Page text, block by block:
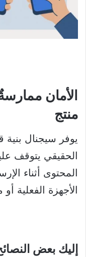
الأمان
منتج
يوفر سيجنال بنية
الحقيقي يتوقف
المحتوى أثناء
الأجهزة الفعلية
إليك بعض